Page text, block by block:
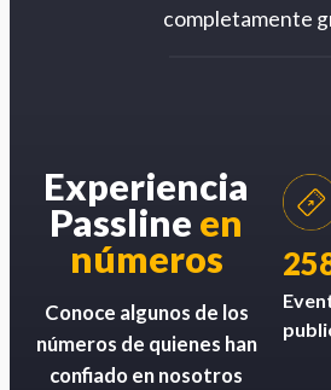
completamente
Experiencia
Passline en
números
Conoce algunos de los
números de quienes han
confiado en nosotros